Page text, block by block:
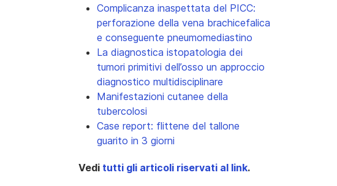
Complicanza inaspettata del PICC:
perforazione della vena brachicefalica
e conseguente pneumomediastino
La diagnostica istopatologia dei
tumori primitivi dell’osso un approccio
diagnostico multidisciplinare
Manifestazioni cutanee della
tubercolosi
Case report: flittene del tallone
guarito in 3 giorni
Vedi tutti gli articoli riservati al link.